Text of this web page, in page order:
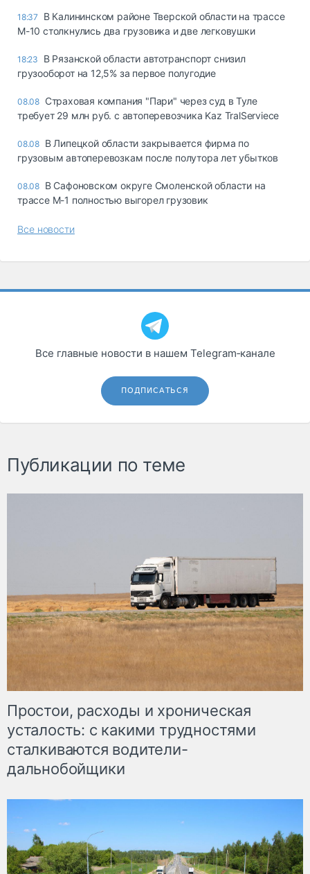
18:37
В Калининском районе Тверской области на трассе
М-10 столкнулись два грузовика и две легковушки
18:23
В Рязанской области автотранспорт снизил
грузооборот на 12,5% за первое полугодие
08.08 Страховая компания "Пари" через суд в Туле
требует 29 млн руб. с автоперевозчика Kaz TralServiece
08.08 В Липецкой области закрывается фирма по
грузовым автоперевозкам после полутора лет убытков
08.08 В Сафоновском округе Смоленской области на
трассе М-1 полностью выгорел грузовик
Все новости
Все главные новости в нашем Telegram‑канале
ПОДПИСАТЬСЯ
Публикации по теме
Простои, расходы и хроническая
усталость: с какими трудностями
сталкиваются водители-
дальнобойщики